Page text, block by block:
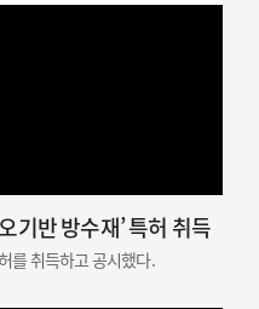
기반 방수재’ 특허 취득
를 취득하고 공시했다.